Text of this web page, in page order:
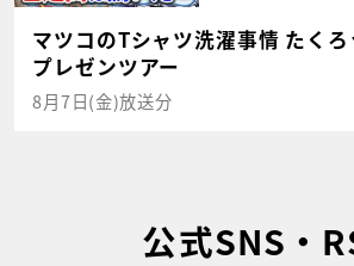
マツコのTシャツ洗濯事情 たく
プレゼンツアー
8月7日(金)放送分
公式SNS・